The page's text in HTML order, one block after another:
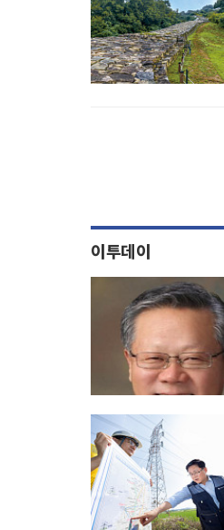
이투데이